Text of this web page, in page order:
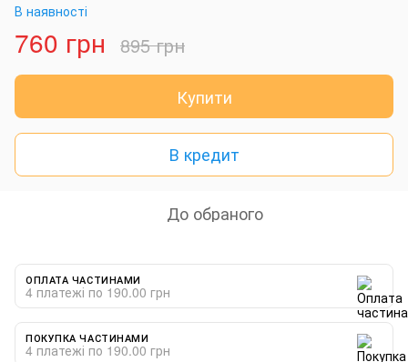
В наявності
760 грн 895 грн
Купити
В кредит
До обраного
ОПЛАТА ЧАСТИНАМИ
4 платежі по 190.00 грн
ПОКУПКА ЧАСТИНАМИ
4 платежі по 190.00 грн